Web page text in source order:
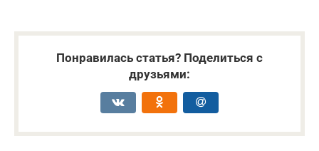
Понравилась статья? Поделиться с
друзьями: